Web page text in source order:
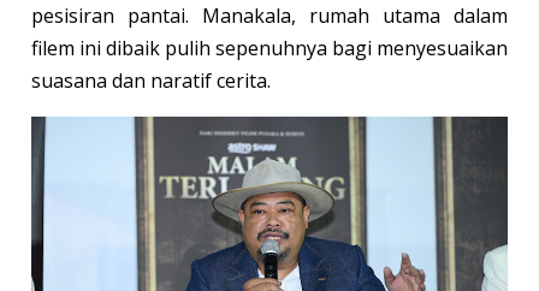
pesisiran pantai. Manakala, rumah utama dalam
filem ini dibaik pulih sepenuhnya bagi menyesuaikan
suasana dan naratif cerita.